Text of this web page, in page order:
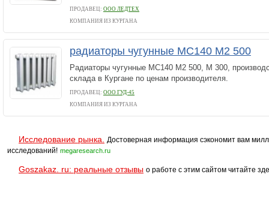
ПРОДАВЕЦ: ООО ЛЕДТЕХ
КОМПАНИЯ ИЗ КУРГАНА
радиаторы чугунные МС140 М2 500
Радиаторы чугунные МС140 М2 500, М 300,
склада в Кургане по ценам производителя.
ПРОДАВЕЦ: ООО ГУД-45
КОМПАНИЯ ИЗ КУРГАНА
Исследование рынка.
Достоверная информация сэкономит вам
исследований! megaresearch.ru
Goszakaz. ru: реальные отзывы о работе с этим сайтом читайте